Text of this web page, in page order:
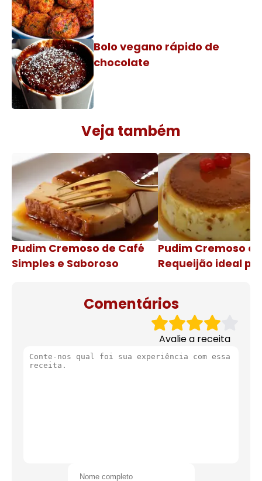
Bolo vegano rápido de
chocolate
Veja também
Pudim Cremoso de Café
Simples e Saboroso
Pudim Cremoso
Requeijão ideal
Comentários
Avalie a receita